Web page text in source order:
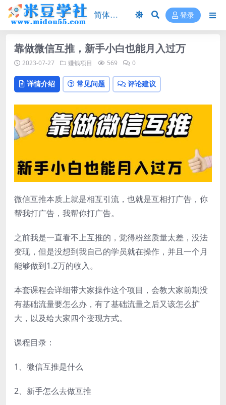
登录
靠做微信互推，新手小白也能月入过万
2023-07-27 赚钱项目 569 0
详情介绍 常见问题 评论建议
微信互推本质上就是相互引流，也就是互相打广告，你
帮我打广告，我帮你打广告。
之前我是一直看不上互推的，觉得粉丝质量太差，没法
变现，但是没想到我自己的学员就在操作，并且一个月
能够做到1.2万的收入。
本套课程会详细带大家操作这个项目，会教大家前期没
有基础流量要怎么办，有了基础流量之后又该怎么扩
大，以及给大家四个变现方式。
课程目录：
1、微信互推是什么
2、新手怎么去做互推